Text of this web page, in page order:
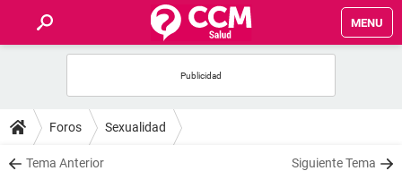
MENU
FOROS
SALUD
Foros Sexualidad
Tema Anterior Siguiente Tema